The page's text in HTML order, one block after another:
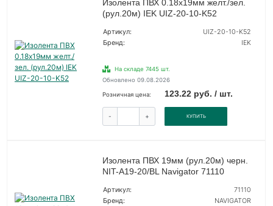
Изолента ПВХ 0.18х19мм желт./зел.
(рул.20м) IEK UIZ-20-10-K52
Артикул:
UIZ-20-10-K52
Бренд:
IEK
На складе 7445 шт.
Обновлено 09.08.2026
Розничная цена: 123.22 руб. / шт.
- + КУПИТЬ
Изолента ПВХ 19мм (рул.20м) черн.
NIT-A19-20/BL Navigator 71110
Артикул:
71110
Бренд:
NAVIGATOR